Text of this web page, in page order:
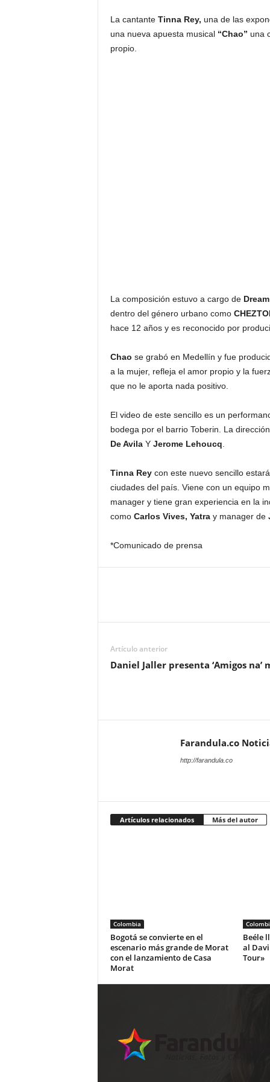
La cantante Tinna Rey, una de las
una nueva apuesta musical “Chao” una
propio.
La composición estuvo a cargo de
dentro del género urbano como
hace 12 años y es reconocido por
Chao se grabó en Medellín y fue
a la mujer, refleja el amor propio y la
que no le aporta nada positivo.
El video de este sencillo es un
bodega por el barrio Toberin. La
De Avila Y Jerome Lehoucq
Tinna Rey con este nuevo sencillo
ciudades del país. Viene con un equipo
manager y tiene gran experiencia en la
como Carlos Vives, Yatra y manager de
*Comunicado de prensa
Artículo anterior
Daniel Jaller presenta ‘Amigos na’
Farandula.co
http://farandula.co
Artículos relacionados Más del autor
Colombia
Bogotá se convierte en el
escenario más grande de Morat
con el lanzamiento de Casa
Morat
Beéle
al
Tour»